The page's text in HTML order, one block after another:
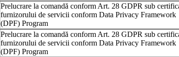
Prelucrare la comandă conform Art. 28 GDPR sub
furnizorului de servicii conform Data Privacy Framework
(DPF) Program
Prelucrare la comandă conform Art. 28 GDPR sub
furnizorului de servicii conform Data Privacy Framework
(DPF) Program